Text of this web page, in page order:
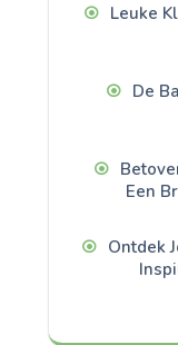
Leuke
De
Een
Ontdek